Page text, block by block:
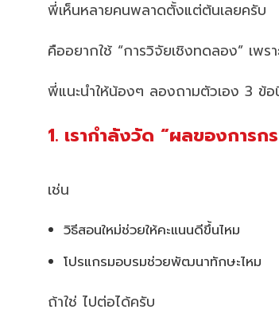
พี่เห็นหลายคนพลาดตั้งแต่ต้นเลยครับ
คืออยากใช้ “การวิจัยเชิงทดลอง” เพร
พี่แนะนำให้น้องๆ ลองถามตัวเอง 3 ข้อ
1. เรากำลังวัด “ผลของการกร
เช่น
วิธีสอนใหม่ช่วยให้คะแนนดีขึ้นไหม
โปรแกรมอบรมช่วยพัฒนาทักษะไหม
ถ้าใช่ ไปต่อได้ครับ